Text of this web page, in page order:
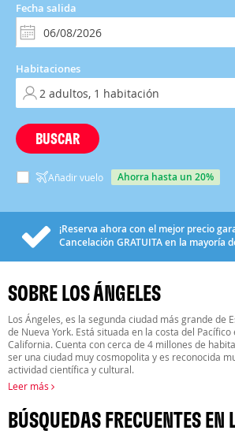
Fecha salida
Habitaciones
BUSCAR
Añadir vuelo ahorra hasta un 20%
¡Reserva ahora con el mejor precio
Cancelación GRATUITAen la mayoría
SOBRE LOS ÁNGELES
Los Ángeles, es la segunda ciudad más grande de
de Nueva York. Está situada en la costa del Pacífico
California. Cuenta con cerca de 4 millones de
ser una ciudad muy cosmopolita y es reconocida
actividad científica y cultural.
Leer más
BÚSQUEDAS FRECUENTES EN